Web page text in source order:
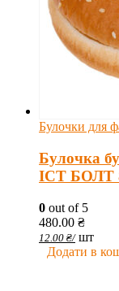
Булочки для
Булочка
ІСТ БОЛТ
0 out of 5
480.00 ₴
12.00 ₴/ шт
Додати в